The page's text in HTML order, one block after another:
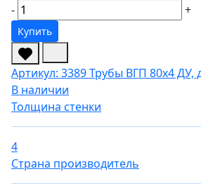
-
+
Купить
Артикул: 3389Трубы ВГП 80х4 ДУ,
В наличии
Толщина стенки
4
Страна производитель